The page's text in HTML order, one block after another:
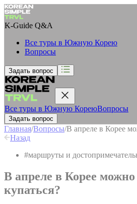
K-Guide Q&A
Все туры в Южную Корею
Вопросы
Задать вопрос
Все туры в Южную КореюВопросы
Задать вопрос
Главная/Вопросы/В апреле в Корее
Назад
#маршруты и
В апреле в Корее
купаться?